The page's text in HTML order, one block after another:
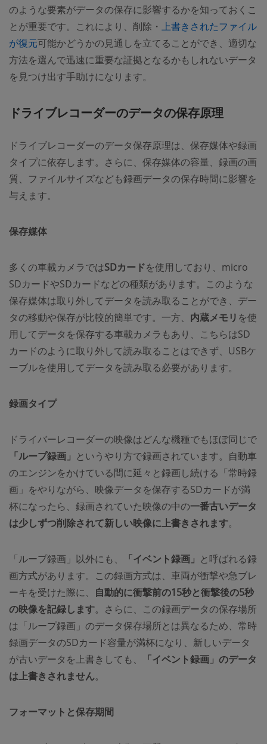
のような要素がデータの保存に影響するかを知っておくこ
とが重要です。これにより、削除・ 上書きされたファイル
が復元可能かどうかの見通しを立てることができ、適切な
方法を選んで迅速に重要な証拠となるかもしれないデータ
を見つけ出す手助けになります。
ドライブレコーダーのデータの保存原理
ドライブレコーダーのデータ保存原理は、保存媒体や録画
タイプに依存します。さらに、保存媒体の容量、録画の画
質、ファイルサイズなども録画データの保存時間に影響を
与えます。
保存媒体
多くの車載カメラではSDカードを使用しており、micro
SDカードやSDカードなどの種類があります。このような
保存媒体は取り外してデータを読み取ることができ、デー
タの移動や保存が比較的簡単です。一方、 内蔵メモリ を使
用してデータを保存する車載カメラもあり、こちらはSD
カードのように取り外して読み取ることはできず、USBケ
ーブルを使用してデータを読み取る必要があります。
録画タイプ
ドライバーレコーダーの映像はどんな機種でもほぼ同じで
「ループ録画」 というやり方で録画されています。自動車
のエンジンをかけている間に延々と録画し続ける「常時録
画」をやりながら、映像データを保存するSDカードが満
杯になったら、録画されていた映像の中の一番古いデータ
は少しずつ削除されて新しい映像に上書きされます。
「ループ録画」以外にも、 「イベント録画」 と呼ばれる録
画方式があります。この録画方式は、車両が衝撃や急ブレ
ーキを受けた際に、 自動的に衝撃前の15秒と衝撃後の5秒
の映像を記録します。さらに、この録画データの保存場所
は「ループ録画」のデータ保存場所とは異なるため、常時
録画データのSDカード容量が満杯になり、新しいデータ
が古いデータを上書きしても、
「イベント録画」のデータ
は上書きされません。
フォーマットと保存期間